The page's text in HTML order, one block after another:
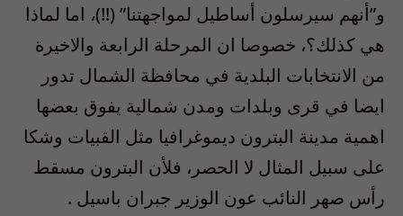
و”أنهم سيرسلون أساطيل لمواجهتنا” (!!)، اما لماذا
هي كذلك؟، خصوصا ان المرحلة الرابعة والاخيرة
من الانتخابات البلدية في محافظة الشمال تدور
ايضا في قرى وبلدات ومدن شمالية يفوق بعضها
اهمية مدينة البترون ديموغرافيا مثل القبيات وشكا
على سبيل المثال لا الحصر، فلأن البترون مسقط
رأس صهر النائب عون الوزير جبران باسيل .